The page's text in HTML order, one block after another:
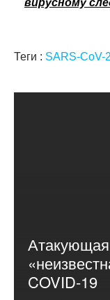
вирусному
Теги : SARS-CoV-2
Атакующая
COVID-19